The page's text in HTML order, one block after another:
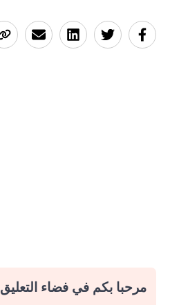
مرحبا بكم في فضاء التعليق